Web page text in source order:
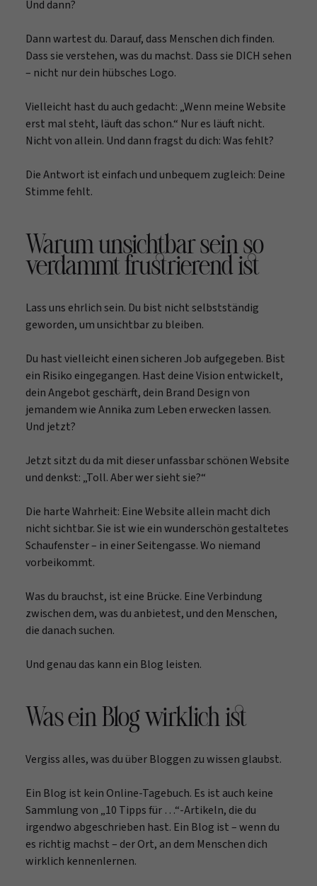
Und dann?
Dann wartest du. Darauf, dass Menschen dich finden.
Dass sie verstehen, was du machst. Dass sie DICH sehen
– nicht nur dein hübsches Logo.
Vielleicht hast du auch gedacht: „Wenn meine Website
erst mal steht, läuft das schon.“ Nur es läuft nicht.
Nicht von allein. Und dann fragst du dich: Was fehlt?
Die Antwort ist einfach und unbequem zugleich: Deine
Stimme fehlt.
Warum unsichtbar sein so
verdammt frustrierend ist
Lass uns ehrlich sein. Du bist nicht selbstständig
geworden, um unsichtbar zu bleiben.
Du hast vielleicht einen sicheren Job aufgegeben. Bist
ein Risiko eingegangen. Hast deine Vision entwickelt,
dein Angebot geschärft, dein Brand Design von
jemandem wie Annika zum Leben erwecken lassen.
Und jetzt?
Jetzt sitzt du da mit dieser unfassbar schönen Website
und denkst: „Toll. Aber wer sieht sie?“
Die harte Wahrheit: Eine Website allein macht dich
nicht sichtbar. Sie ist wie ein wunderschön gestaltetes
Schaufenster – in einer Seitengasse. Wo niemand
vorbeikommt.
Was du brauchst, ist eine Brücke. Eine Verbindung
zwischen dem, was du anbietest, und den Menschen,
die danach suchen.
Und genau das kann ein Blog leisten.
Was ein Blog wirklich ist
Vergiss alles, was du über Bloggen zu wissen glaubst.
Ein Blog ist kein Online-Tagebuch. Es ist auch keine
Sammlung von „10 Tipps für …“-Artikeln, die du
irgendwo abgeschrieben hast. Ein Blog ist – wenn du
es richtig machst – der Ort, an dem Menschen dich
wirklich kennenlernen.